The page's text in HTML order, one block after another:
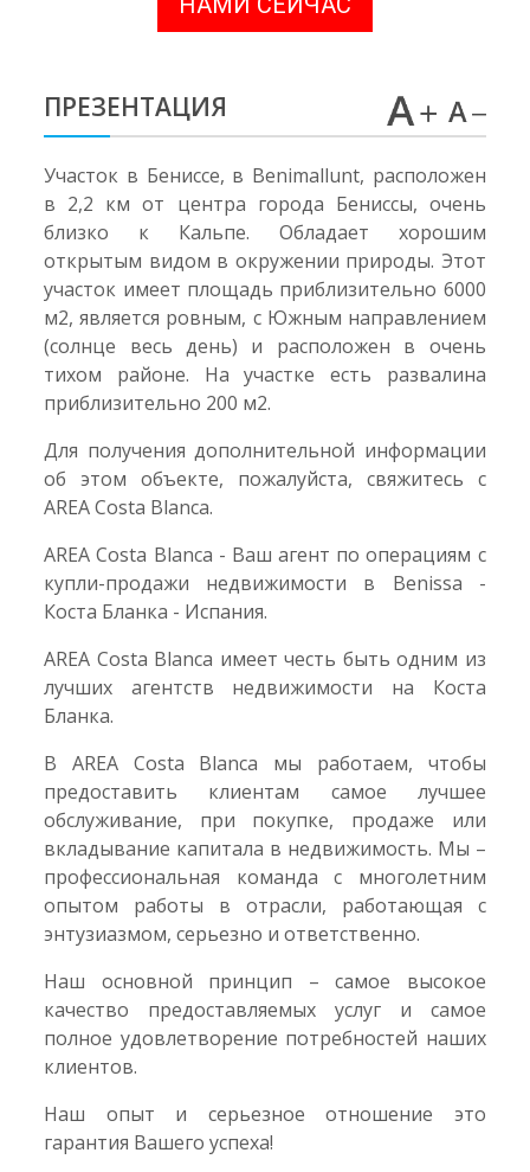
ПРЕЗЕНТАЦИЯ
Участок в Бениссе, в Benimallunt, расположен
в 2,2 км от центра города Бениссы, очень
близко к Кальпе. Обладает хорошим
открытым видом в окружении природы. Этот
участок имеет площадь приблизительно 6000
м2, является ровным, с Южным направлением
(солнце весь день) и расположен в очень
тихом районе. На участке есть развалина
приблизительно 200 м2.
Для получения дополнительной информации
об этом объекте, пожалуйста, свяжитесь с
AREA Costa Blanca.
AREA Costa Blanca - Ваш агент по операциям с
купли-продажи недвижимости в Benissa -
Коста Бланка - Испания.
AREA Costa Blanca имеет честь быть одним из
лучших агентств недвижимости на Коста
Бланка.
В AREA Costa Blanca мы работаем, чтобы
предоставить клиентам самое лучшее
обслуживание, при покупке, продаже или
вкладывание капитала в недвижимость. Мы –
профессиональная команда с многолетним
опытом работы в отрасли, работающая с
энтузиазмом, серьезно и ответственно.
Наш основной принцип – самое высокое
качество предоставляемых услуг и самое
полное удовлетворение потребностей наших
клиентов.
Наш опыт и серьезное отношение это
гарантия Вашего успеха!